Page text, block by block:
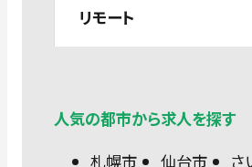
リモート
人気の都市から求人を探す
札幌市
仙台市
さ